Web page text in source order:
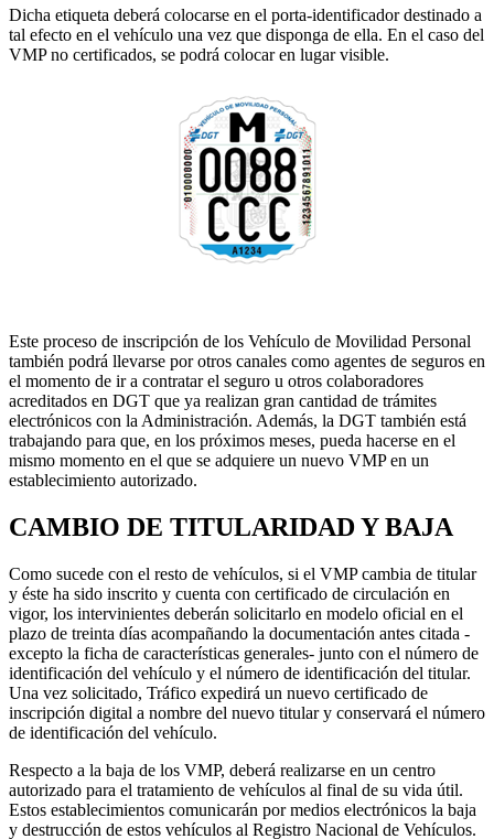
Dicha etiqueta deberá colocarse en el porta-identificador destinado a
tal efecto en el vehículo una vez que disponga de ella. En el caso del
VMP no certificados, se podrá colocar en lugar visible.
Este proceso de inscripción de los Vehículo de Movilidad Personal
también podrá llevarse por otros canales como agentes de seguros en
el momento de ir a contratar el seguro u otros colaboradores
acreditados en DGT que ya realizan gran cantidad de trámites
electrónicos con la Administración. Además, la DGT también está
trabajando para que, en los próximos meses, pueda hacerse en el
mismo momento en el que se adquiere un nuevo VMP en un
establecimiento autorizado.
CAMBIO DE TITULARIDAD Y BAJA
Como sucede con el resto de vehículos, si el VMP cambia de titular
y éste ha sido inscrito y cuenta con certificado de circulación en
vigor, los intervinientes deberán solicitarlo en modelo oficial en el
plazo de treinta días acompañando la documentación antes citada -
excepto la ficha de características generales- junto con el número de
identificación del vehículo y el número de identificación del titular.
Una vez solicitado, Tráfico expedirá un nuevo certificado de
inscripción digital a nombre del nuevo titular y conservará el número
de identificación del vehículo.
Respecto a la baja de los VMP, deberá realizarse en un centro
autorizado para el tratamiento de vehículos al final de su vida útil.
Estos establecimientos comunicarán por medios electrónicos la baja
y destrucción de estos vehículos al Registro Nacional de Vehículos.